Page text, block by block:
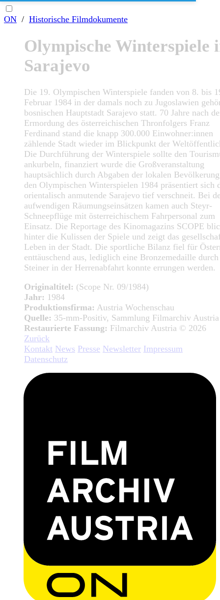
ON / Historische Filmdokumente
Olympische Winterspiele
Sarajevo
Die 19. Olympischen Winterspiele fanden von 8. bis
Februar 1984 in der damals noch zu Jugoslawien
bosnischen Hauptstadt Sarajevo statt. 70 Jahre nach
Ermordung des österreichischen Thronfolgers Franz
Ferdinand stand die knapp 300.000 Einwohner:innen
zählende Stadt wieder im Blickpunkt der
Die Durchführung der Winterspiele sollte den
ankurbeln, finanziert wurde die Großveranstaltung
hauptsächlich durch Abgaben der lokalen
den Olympischen Winterspielen 1984 präsentiert sich
orientalisch anmutende Sarajevo tief verschneit. Bei
aufwendigen Räumungseinsätzen kamen auch Steyr-
Schneepflüge mit österreichischem Fahrpersonal zum
Einsatz. Die Reportage des Kinomagazins SCOPE
hinter die Kulissen der Spiele und zeigt das
Leben in der Stadt. Die sportliche Bilanz fiel für
enttäuschend aus, lediglich eine Bronzemedaille
Steiner in der Herrenabfahrt konnte errungen werden.
Originaltitel: (Scope Nr. 09/1984)
Jahr: 1984
Produktionsfirma: Austria Wochenschau
Quelle: 35-mm-Positiv, Sammlung Filmarchiv Austria
Restaurierte Fassung: Filmarchiv Austria © 2026
Zurück
Kontakt News Presse Newsletter Impressum
Datenschutz